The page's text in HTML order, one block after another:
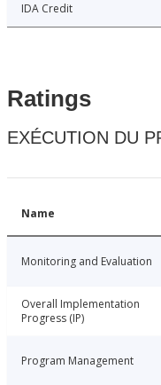
IDA Credit
Ratings
EXÉCUTION DU
Name
Monitoring and Evaluation
Overall Implementation
Progress (IP)
Program Management